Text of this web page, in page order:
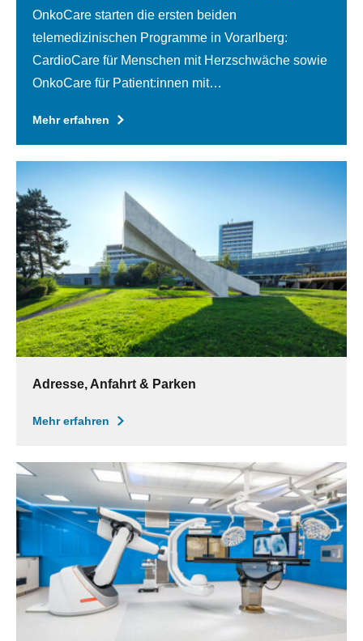
OnkoCare starten die ersten beiden
telemedizinischen Programme in Vorarlberg:
CardioCare für Menschen mit Herzschwäche sowie
OnkoCare für Patient:innen mit
Mehr erfahren
Adresse, Anfahrt & Parken
Mehr erfahren